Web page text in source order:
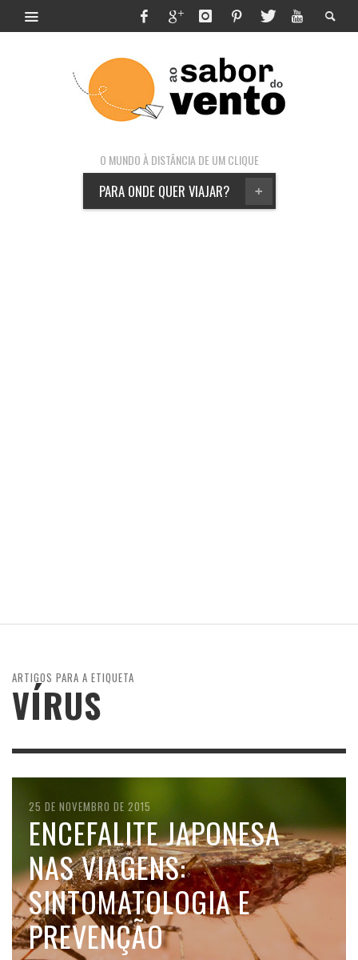
O MUNDO À DISTÂNCIA DE UM CLIQUE
+
PARA ONDE QUER VIAJAR?
ARTIGOS PARA A ETIQUETA
VÍRUS
25 DE NOVEMBRO DE 2015
ENCEFALITE JAPONESA
NAS VIAGENS:
SINTOMATOLOGIA E
PREVENÇÃO